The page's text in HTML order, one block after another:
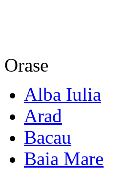
Orase
Alba Iulia
Arad
Bacau
Baia Mare